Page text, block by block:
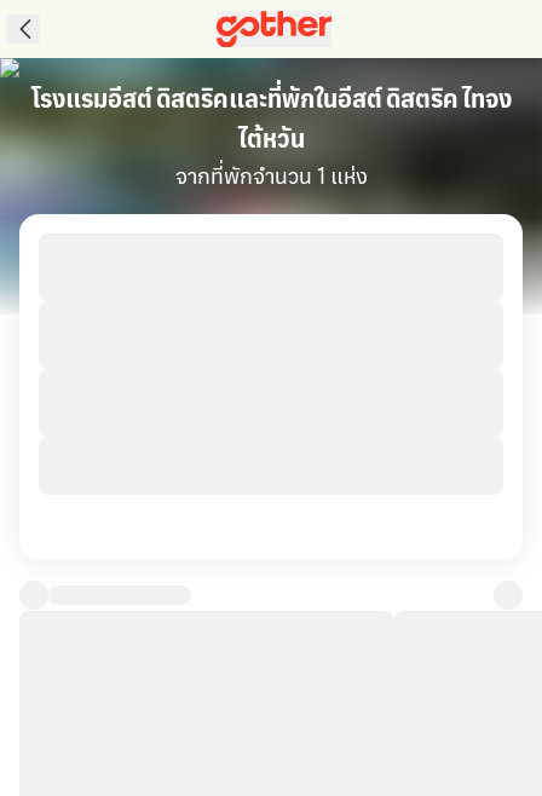
โรงแรมอีสต์ ดิสตริคและที่พักในอีสต์ ดิสตริค ไทจง
ไต้หวัน
จากที่พักจำนวน 1 แห่ง